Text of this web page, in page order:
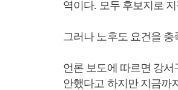
역이다. 모두 후보지로
그러나 노후도 요건을
언론 보도에 따르면 강
안했다고 하지만 지금까